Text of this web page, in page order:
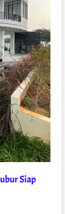
Siap